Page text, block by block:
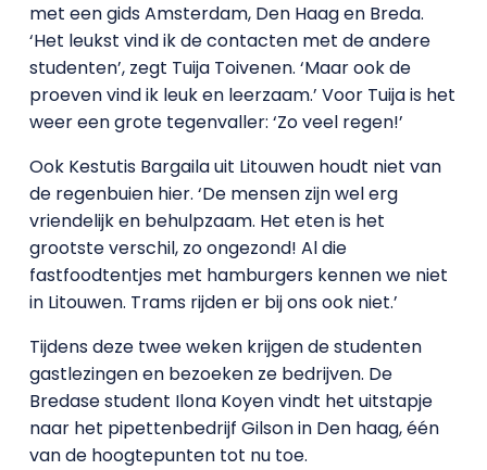
met een gids Amsterdam, Den Haag en Breda.
‘Het leukst vind ik de contacten met de andere
studenten’, zegt Tuija Toivenen. ‘Maar ook de
proeven vind ik leuk en leerzaam.’ Voor Tuija is het
weer een grote tegenvaller: ‘Zo veel regen!’
Ook Kestutis Bargaila uit Litouwen houdt niet van
de regenbuien hier. ‘De mensen zijn wel erg
vriendelijk en behulpzaam. Het eten is het
grootste verschil, zo ongezond! Al die
fastfoodtentjes met hamburgers kennen we niet
in Litouwen. Trams rijden er bij ons ook niet.’
Tijdens deze twee weken krijgen de studenten
gastlezingen en bezoeken ze bedrijven. De
Bredase student Ilona Koyen vindt het uitstapje
naar het pipettenbedrijf Gilson in Den haag, één
van de hoogtepunten tot nu toe.